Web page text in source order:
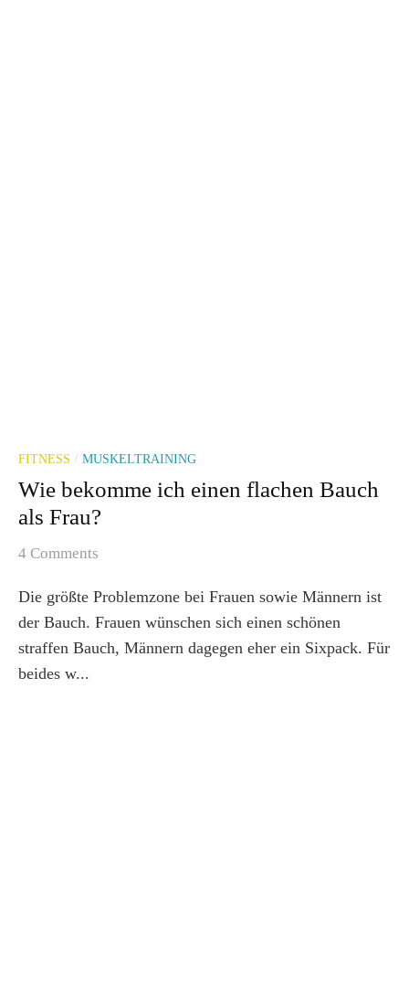
FITNESS / MUSKELTRAINING
Wie bekomme ich einen flachen Bauch
als Frau?
4 Comments
Die größte Problemzone bei Frauen sowie Männern ist
der Bauch. Frauen wünschen sich einen schönen
straffen Bauch, Männern dagegen eher ein Sixpack. Für
beides w...